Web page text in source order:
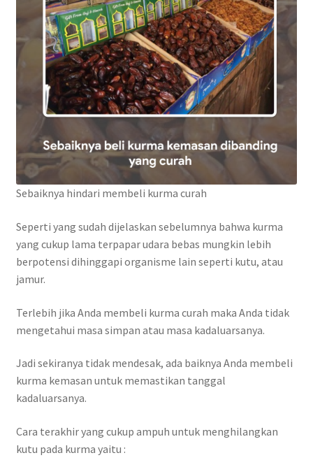
Sebaiknya hindari membeli kurma curah
Seperti yang sudah dijelaskan sebelumnya bahwa kurma
yang cukup lama terpapar udara bebas mungkin lebih
berpotensi dihinggapi organisme lain seperti kutu, atau
jamur.
Terlebih jika Anda membeli kurma curah maka Anda tidak
mengetahui masa simpan atau masa kadaluarsanya.
Jadi sekiranya tidak mendesak, ada baiknya Anda membeli
kurma kemasan untuk memastikan tanggal
kadaluarsanya.
Cara terakhir yang cukup ampuh untuk menghilangkan
kutu pada kurma yaitu :